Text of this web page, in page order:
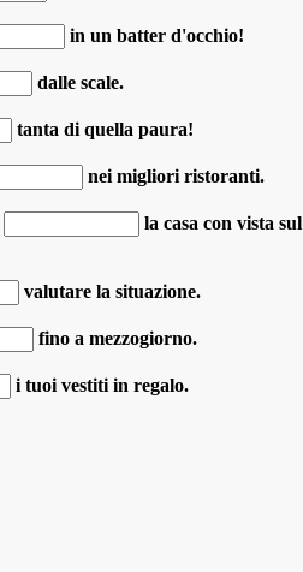
in un batter d'occhio!
dalle scale.
tanta di quella paura!
nei migliori ristoranti.
la casa con vista sul
valutare la situazione.
fino a mezzogiorno.
i tuoi vestiti in regalo.